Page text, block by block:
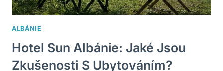
ALBÁNIE
Hotel Sun Albánie: Jaké Jsou
Zkušenosti S Ubytováním?